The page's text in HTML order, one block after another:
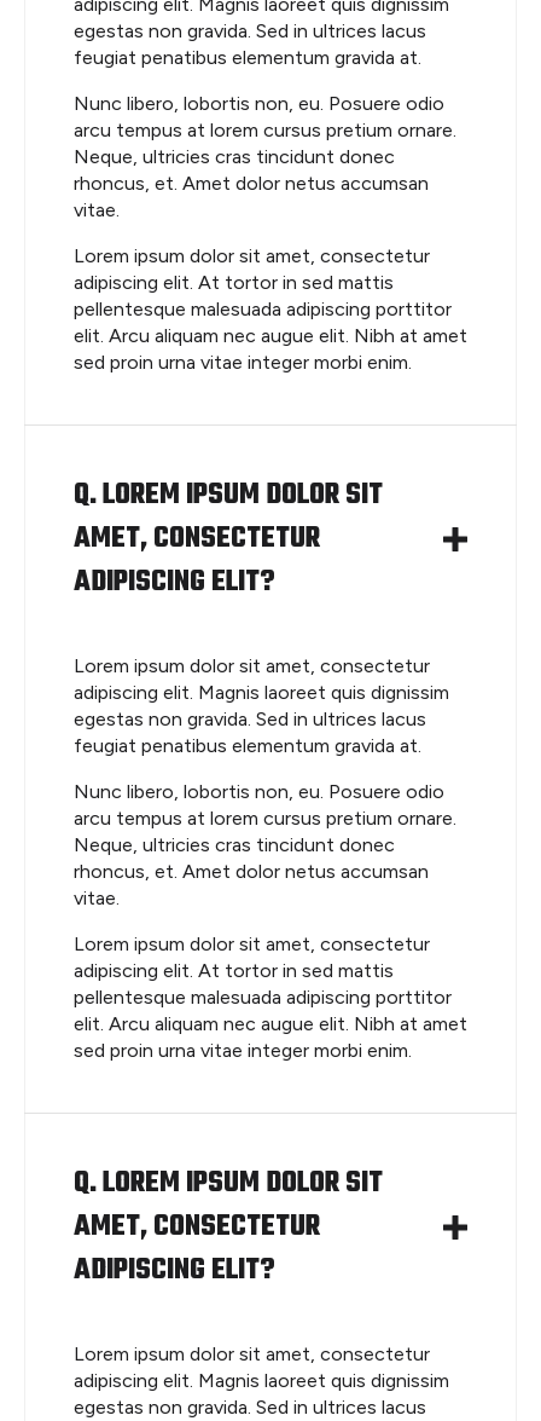
egestas non gravida. Sed in ultrices lacus
feugiat penatibus elementum gravida at.
Nunc libero, lobortis non, eu. Posuere odio
arcu tempus at lorem cursus pretium ornare.
Neque, ultricies cras tincidunt donec
rhoncus, et. Amet dolor netus accumsan
vitae.
Lorem ipsum dolor sit amet, consectetur
adipiscing elit. At tortor in sed mattis
pellentesque malesuada adipiscing porttitor
elit. Arcu aliquam nec augue elit. Nibh at amet
sed proin urna vitae integer morbi enim.
Q. LOREM IPSUM DOLOR SIT
AMET, CONSECTETUR
ADIPISCING ELIT?
Lorem ipsum dolor sit amet, consectetur
adipiscing elit. Magnis laoreet quis dignissim
egestas non gravida. Sed in ultrices lacus
feugiat penatibus elementum gravida at.
Nunc libero, lobortis non, eu. Posuere odio
arcu tempus at lorem cursus pretium ornare.
Neque, ultricies cras tincidunt donec
rhoncus, et. Amet dolor netus accumsan
vitae.
Lorem ipsum dolor sit amet, consectetur
adipiscing elit. At tortor in sed mattis
pellentesque malesuada adipiscing porttitor
elit. Arcu aliquam nec augue elit. Nibh at amet
sed proin urna vitae integer morbi enim.
Q. LOREM IPSUM DOLOR SIT
AMET, CONSECTETUR
ADIPISCING ELIT?
Lorem ipsum dolor sit amet, consectetur
adipiscing elit. Magnis laoreet quis dignissim
egestas non gravida. Sed in ultrices lacus